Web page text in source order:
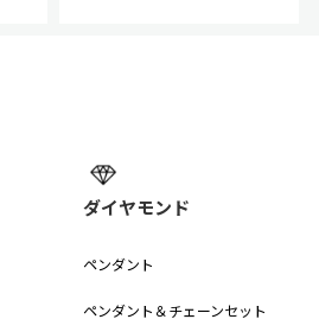
ダイヤモンド
ペンダント
ペンダント＆チェーンセット